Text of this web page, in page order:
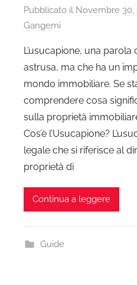
Pubblicato il Novembre 30,
Gangemi
L’usucapione, una
astrusa, ma che ha un
mondo immobiliare. Se
comprendere cosa
sulla proprietà
Cos’è l’Usucapione?
legale che si riferisce al
proprietà di
Continua a leggere
Guide